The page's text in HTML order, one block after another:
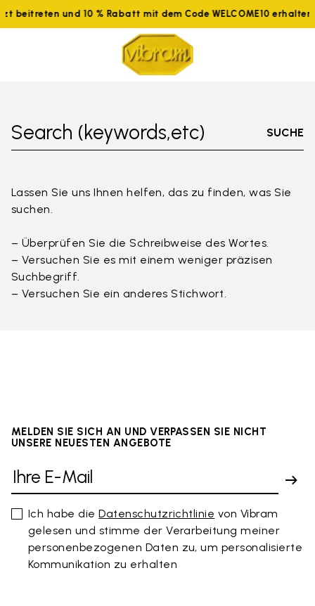
beitreten und 10 % Rabatt mit dem Code WELCOME10 erhalten
Search (keywords,etc) SUCHE
Lassen Sie uns Ihnen helfen, das zu finden, was Sie
suchen.
– Überprüfen Sie die Schreibweise des Wortes.
– Versuchen Sie es mit einem weniger präzisen
Suchbegriff.
– Versuchen Sie ein anderes Stichwort.
MELDEN SIE SICH AN UND VERPASSEN SIE NICHT
UNSERE NEUESTEN ANGEBOTE
Ich habe dieDatenschutzrichtlinie von Vibram
gelesen und stimme der Verarbeitung meiner
personenbezogenen Daten zu, um personalisierte
Kommunikation zu erhalten